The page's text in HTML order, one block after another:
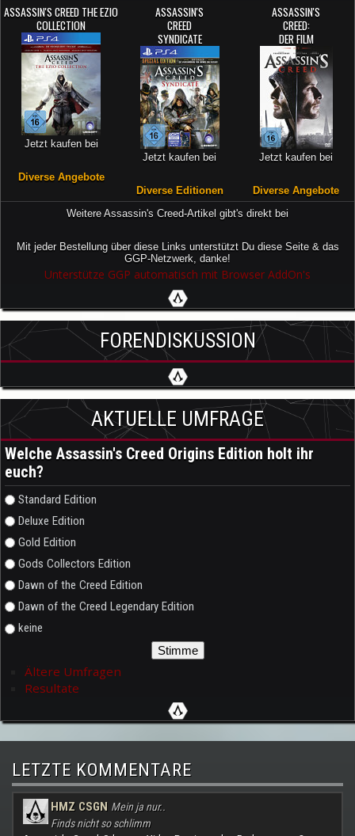
ASSASSIN'S CREED THE EZIO
COLLECTION
Jetzt kaufen bei
Diverse Angebote
ASSASSIN'S
CREED
SYNDICATE
Jetzt kaufen bei
Diverse Editionen
ASSASSIN'S
CREED:
DER FILM
Jetzt kaufen bei
Diverse Angebote
Weitere Assassin's Creed-Artikel gibt's direkt bei
Mit jeder Bestellung über diese Links unterstützt Du diese Seite & das
GGP-Netzwerk, danke!
Unterstütze GGP automatisch mit Browser AddOn's
FORENDISKUSSION
AKTUELLE UMFRAGE
Welche Assassin's Creed Origins Edition holt ihr
euch?
Auswahlmöglichkeiten
Standard Edition
Deluxe Edition
Gold Edition
Gods Collectors Edition
Dawn of the Creed Edition
Dawn of the Creed Legendary Edition
keine
Ältere Umfragen
Resultate
LETZTE KOMMENTARE
HMZ CSGN Mein ja nur..
Finds nicht so schlimm